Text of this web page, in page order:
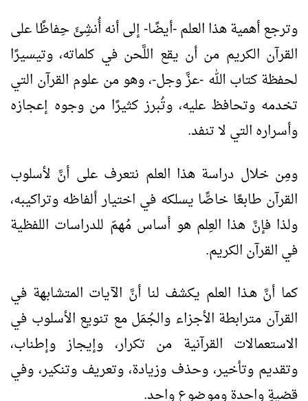
وترجع أهمية هذا العلم -أيضًا- إلى أنه أُنشِئَ حِفاظًا على
القرآن الكريم من أن يقع اللَّحن في كلماته، وتيسيرًا
لحفظة كتاب الله -عزَّ وجل-، وهو من علوم القرآن التي
تخدمه وتحافظ عليه، وتُبرز كثيرًا من وجوه إعجازه
وأسراره التي لا تنفد.
ومِن خلال دراسة هذا العلم نتعرف على أنَّ لأسلوب
القرآن طابعًا خاصًّا يسلكه في اختيار ألفاظه وتراكيبه،
ولذا فإنَّ هذا العِلم هو أساس مُهمّ للدراسات اللفظية
في القرآن الكريم.
كما أنَّ هـذا العلم يكشف لنا أنَّ الآيات المتشابهة في
القرآن مترابطة الأجزاء والجُمَل مع تنويع الأسلوب في
الاستعمالات القرآنية من تكرار، وإيجاز وإطناب،
وتقديم وتأخير، وحذف وزيادة، وتعريف وتنكير، وفي
قضيةٍ واحدة وموضوعٍ واحد.